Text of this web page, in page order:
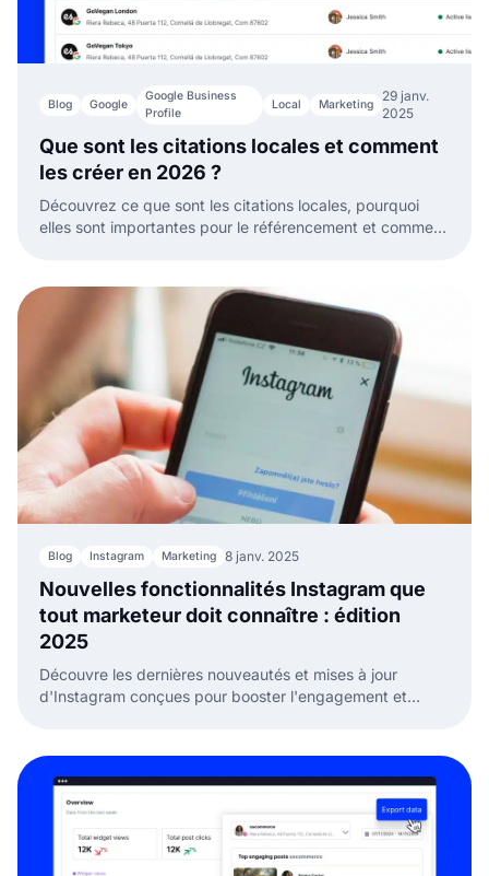
Blog Google
Google Business
Profile
Local Marketing
29 janv.
2025
Que sont les citations locales et comment
les créer en 2026 ?
Découvrez ce que sont les citations locales, pourquoi
elles sont importantes pour le référencement et comment
Blog Instagram Marketing 8 janv. 2025
Nouvelles fonctionnalités Instagram que
tout marketeur doit connaître : édition
2025
Découvre les dernières nouveautés et mises à jour
d'Instagram conçues pour booster l'engagement et